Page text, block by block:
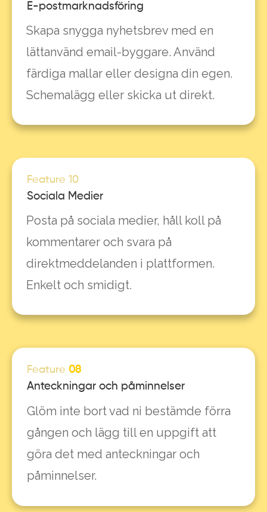
E-postmarknadsföring
Skapa snygga nyhetsbrev med en
lättanvänd email-byggare. Använd
färdiga mallar eller designa din egen.
Schemalägg eller skicka ut direkt.
Feature 10
Sociala Medier
Posta på sociala medier, håll koll på
kommentarer och svara på
direktmeddelanden i plattformen.
Enkelt och smidigt.
Feature 08
Anteckningar och påminnelser
Glöm inte bort vad ni bestämde förra
gången och lägg till en uppgift att
göra det med anteckningar och
påminnelser.